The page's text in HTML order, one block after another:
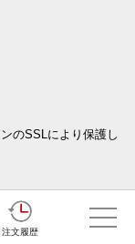
注文履歴
のSSLにより保護し